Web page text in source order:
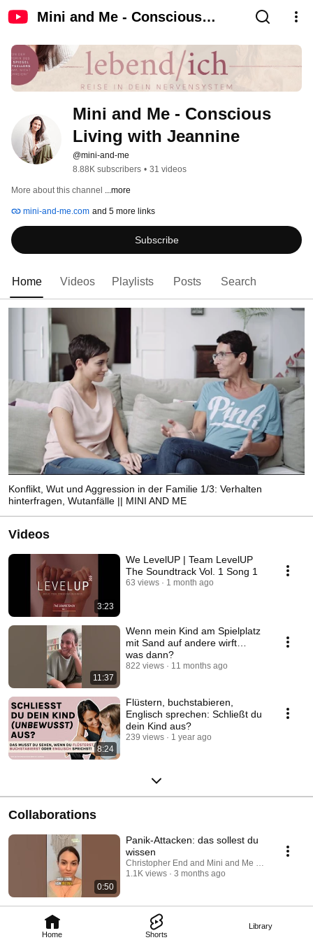
Mini and Me - Conscious
Home Shorts
Library
Mini and Me - Conscious
Living with Jeannine
@mini-and-me
8.88K subscribers • 31 videos
More about this channel ...more
mini-and-me.com and 5 more links
Subscribe
Home Videos Playlists Posts Search
Konflikt, Wut und Aggression in der Familie 1/3: Verhalten
hinterfragen, Wutanfälle || MINI AND ME
Videos
3:23
We LevelUP | Team LevelUP
The Soundtrack Vol. 1 Song 1
63 views 1 month ago
11:37
Wenn mein Kind am Spielplatz
mit Sand auf andere wirft…
was dann?
822 views 11 months ago
8:24
Flüstern, buchstabieren,
Englisch sprechen: Schließt du
dein Kind aus?
239 views 1 year ago
Collaborations
0:50
Panik-Attacken: das sollest du
wissen
Christopher End and Mini and Me - Conscious
1.1K views
3 months ago